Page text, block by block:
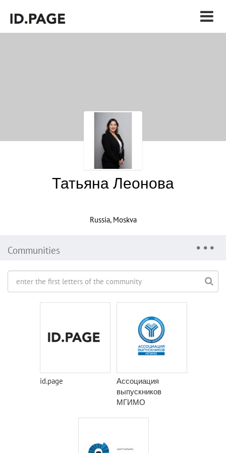
Татьяна Леонова
Russia, Moskva
Communities
id.page
Ассоциация
выпускников
МГИМО